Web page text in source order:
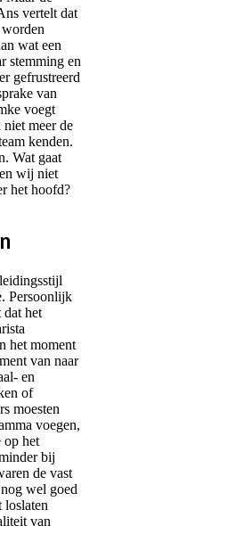
vertelt dat
wat een
stemming en
gefrustreerd
van
voegt
niet meer de
kenden.
Wat gaat
wij niet
het hoofd?
Persoonlijk
dat het
het moment
van naar
en
of
moesten
voegen,
op het
bij
de vast
wel goed
loslaten
van